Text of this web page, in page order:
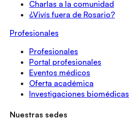
Charlas a la comunidad
¿Vivís fuera de Rosario?
Profesionales
Profesionales
Portal profesionales
Eventos médicos
Oferta académica
Investigaciones biomédicas
Nuestras sedes